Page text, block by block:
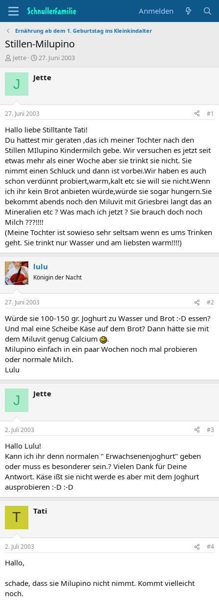
Anmelden
Ernährung ab dem 1. Geburtstag ins Kleinkindalter
Stillen-Milupino
T
e
m
n
t
a
t
e
r
Jette
B
g
d
a
t
u
m
27. Juni 2003
J Jette
27. Juni 2003 #1
Hallo liebe Stilltante Tati!
Du hattest mir geraten ,das ich meiner Tochter nach den
Stillen MIlupino Kindermilch gebe. Wir versuchen es jetzt seit
etwas mehr als einer Woche aber sie trinkt sie nicht. Sie
nimmt einen Schluck und dann ist vorbei.Wir haben es auch
schon verdünnt probiert,warm,kalt etc sie will sie nicht.Wenn
ich ihr kein Brot anbieten würde,würde sie sogar hungern.Sie
bekommt abends noch den Miluvit mit Griesbrei langt das an
Mineralien etc ? Was mach ich jetzt ? Sie brauch doch noch
Milch ???!!!!
(Meine Tochter ist sowieso sehr seltsam wenn es ums Trinken
geht. Sie trinkt nur Wasser und am liebsten warm!!!!)
lulu
Königin der Nacht
27. Juni 2003 #2
Würde sie 100-150 gr. Joghurt zu Wasser und Brot :-D essen?
Und mal eine Scheibe Käse auf dem Brot? Dann hätte sie mit
dem Miluvit genug Calcium
.
Milupino einfach in ein paar Wochen noch mal probieren
oder normale Milch.
Lulu
J Jette
2. Juli 2003 #3
Hallo Lulu!
Kann ich ihr denn normalen " Erwachsenenjoghurt" geben
oder muss es besonderer sein.? Vielen Dank für Deine
Antwort. Käse ißt sie nicht werde es aber mit dem Joghurt
ausprobieren :-D :-D
T Tati
2. Juli 2003 #4
Hallo,
schade, dass sie Milupino nicht nimmt. Kommt vielleicht
noch.